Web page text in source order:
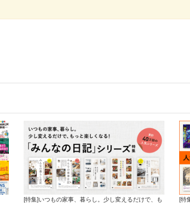
[特集]いつもの家事、暮らし。少し変えるだけで、も
[特